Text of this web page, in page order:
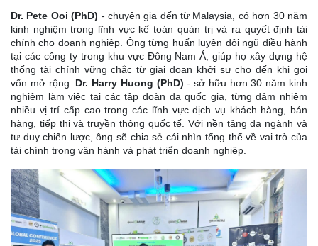
Dr. Pete Ooi (PhD) - chuyên gia đến từ Malaysia, có hơn 30 năm
kinh nghiệm trong lĩnh vực kế toán quản trị và ra quyết định tài
chính cho doanh nghiệp. Ông từng huấn luyện đội ngũ điều hành
tại các công ty trong khu vực Đông Nam Á, giúp họ xây dựng hệ
thống tài chính vững chắc từ giai đoạn khởi sự cho đến khi gọi
vốn mở rộng. Dr. Harry Huong (PhD) - sở hữu hơn 30 năm kinh
nghiệm làm việc tại các tập đoàn đa quốc gia, từng đảm nhiệm
nhiều vị trí cấp cao trong các lĩnh vực dịch vụ khách hàng, bán
hàng, tiếp thị và truyền thông quốc tế. Với nền tảng đa ngành và
tư duy chiến lược, ông sẽ chia sẻ cái nhìn tổng thể về vai trò của
tài chính trong vận hành và phát triển doanh nghiệp.